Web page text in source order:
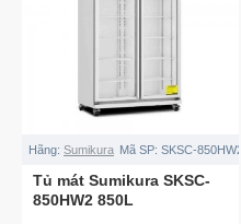
Hãng: Sumikura Mã SP: SKSC-850HW2
Tủ mát Sumikura SKSC-
850HW2 850L